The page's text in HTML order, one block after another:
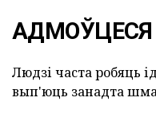
Людзі часта робяць
вып'юць занадта